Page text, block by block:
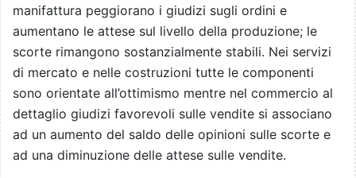
manifattura peggiorano i giudizi sugli ordini e
aumentano le attese sul livello della produzione; le
scorte rimangono sostanzialmente stabili. Nei servizi
di mercato e nelle costruzioni tutte le componenti
sono orientate all’ottimismo mentre nel commercio al
dettaglio giudizi favorevoli sulle vendite si associano
ad un aumento del saldo delle opinioni sulle scorte e
ad una diminuzione delle attese sulle vendite.